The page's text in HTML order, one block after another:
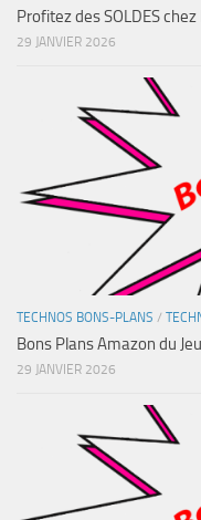
Profitez des SOLDES
29 JANVIER 2026
TECHNOS BONS-PLANS /
Bons Plans Amazon du
29 JANVIER 2026